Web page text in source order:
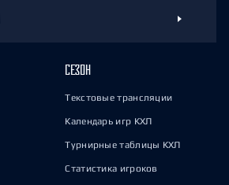
СЕЗОН
Текстовые трансляции
Календарь игр КХЛ
Турнирные таблицы КХЛ
Статистика игроков